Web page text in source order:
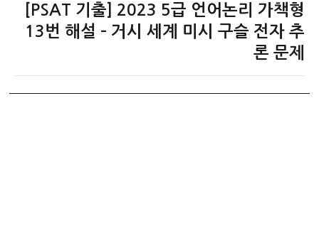
[PSAT 기출] 2023 5급 언어논리 가책형
13번 해설 – 거시 세계 미시 구슬 전자 추
론 문제